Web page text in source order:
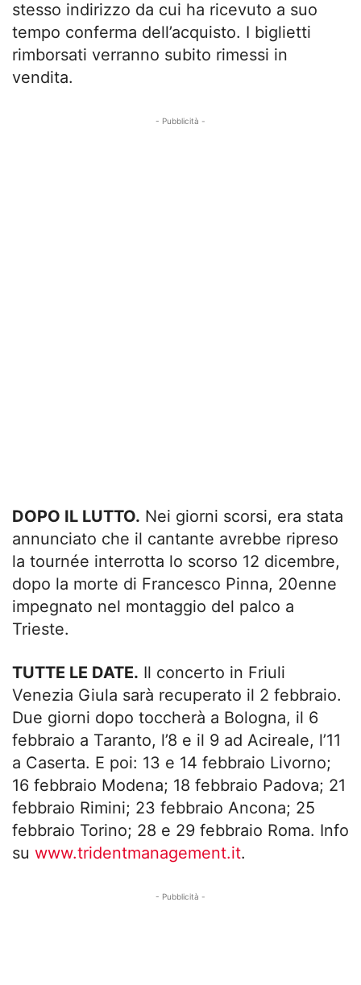
stesso indirizzo da cui ha ricevuto a suo
tempo conferma dell’acquisto. I biglietti
rimborsati verranno subito rimessi in
vendita.
- Pubblicità -
DOPO IL LUTTO. Nei giorni scorsi, era stata
annunciato che il cantante avrebbe ripreso
la tournée interrotta lo scorso 12 dicembre,
dopo la morte di Francesco Pinna, 20enne
impegnato nel montaggio del palco a
Trieste.
TUTTE LE DATE. Il concerto in Friuli
Venezia Giula sarà recuperato il 2 febbraio.
Due giorni dopo toccherà a Bologna, il 6
febbraio a Taranto, l’8 e il 9 ad Acireale, l’11
a Caserta. E poi: 13 e 14 febbraio Livorno;
16 febbraio Modena; 18 febbraio Padova; 21
febbraio Rimini; 23 febbraio Ancona; 25
febbraio Torino; 28 e 29 febbraio Roma. Info
su www.tridentmanagement.it.
- Pubblicità -